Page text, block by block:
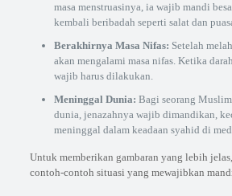
masa menstruasinya, ia wajib mandi
kembali beribadah seperti salat dan
Berakhirnya Masa Nifas: Setelah
akan mengalami masa nifas. Ketika
wajib harus dilakukan.
Meninggal Dunia: Bagi seorang
dunia, jenazahnya wajib dimandikan,
meninggal dalam keadaan syahid di
Untuk memberikan gambaran yang lebih
contoh-contoh situasi yang mewajibkan